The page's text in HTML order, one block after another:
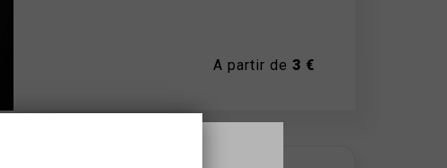
A partir de 3 €